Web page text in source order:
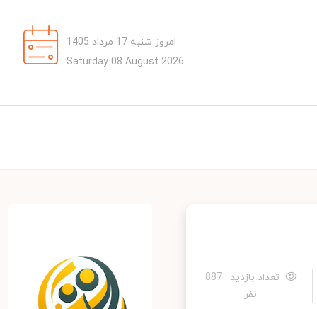
امروز شنبه 17 مرداد 1405
Saturday 08 August 2026
تعداد بازدید : 887
نفر